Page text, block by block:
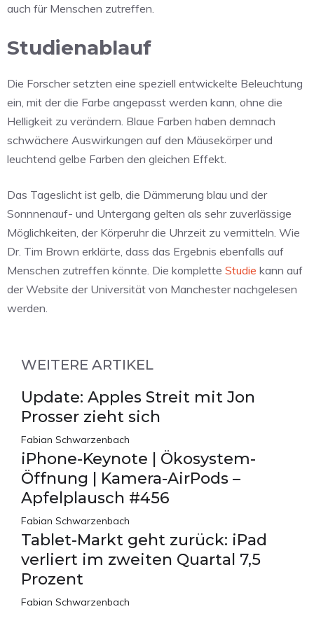
auch für Menschen zutreffen.
Studienablauf
Die Forscher setzten eine speziell entwickelte Beleuchtung
ein, mit der die Farbe angepasst werden kann, ohne die
Helligkeit zu verändern. Blaue Farben haben demnach
schwächere Auswirkungen auf den Mäusekörper und
leuchtend gelbe Farben den gleichen Effekt.
Das Tageslicht ist gelb, die Dämmerung blau und der
Sonnnenauf- und Untergang gelten als sehr zuverlässige
Möglichkeiten, der Körperuhr die Uhrzeit zu vermitteln. Wie
Dr. Tim Brown erklärte, dass das Ergebnis ebenfalls auf
Menschen zutreffen könnte. Die komplette Studie kann auf
der Website der Universität von Manchester nachgelesen
werden.
WEITERE ARTIKEL
Update: Apples Streit mit Jon
Prosser zieht sich
Fabian Schwarzenbach
iPhone-Keynote | Ökosystem-
Öffnung | Kamera-AirPods –
Apfelplausch #456
Fabian Schwarzenbach
Tablet-Markt geht zurück: iPad
verliert im zweiten Quartal 7,5
Prozent
Fabian Schwarzenbach